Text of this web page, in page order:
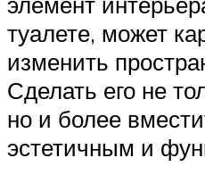
туалете, может
изменить
Сделать его не
но и более
эстетичным и